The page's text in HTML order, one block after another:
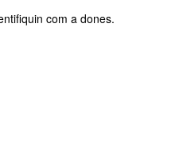
com a dones.